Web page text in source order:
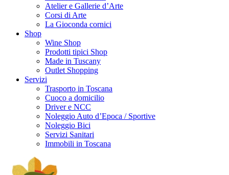
Atelier e Gallerie d’Arte
Corsi di Arte
La Gioconda cornici
Shop
Wine Shop
Prodotti tipici Shop
Made in Tuscany
Outlet Shopping
Servizi
Trasporto in Toscana
Cuoco a domicilio
Driver e NCC
Noleggio Auto d’Epoca / Sportive
Noleggio Bici
Servizi Sanitari
Immobili in Toscana